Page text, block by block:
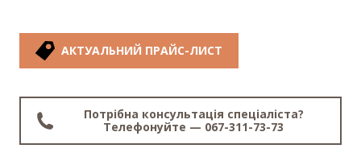
АКТУАЛЬНИЙ ПРАЙС-ЛИСТ
Потрібна консультація спеціаліста?
Телефонуйте — 067-311-73-73